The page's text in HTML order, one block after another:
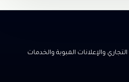
والإعلانات المبوبة والخدمات